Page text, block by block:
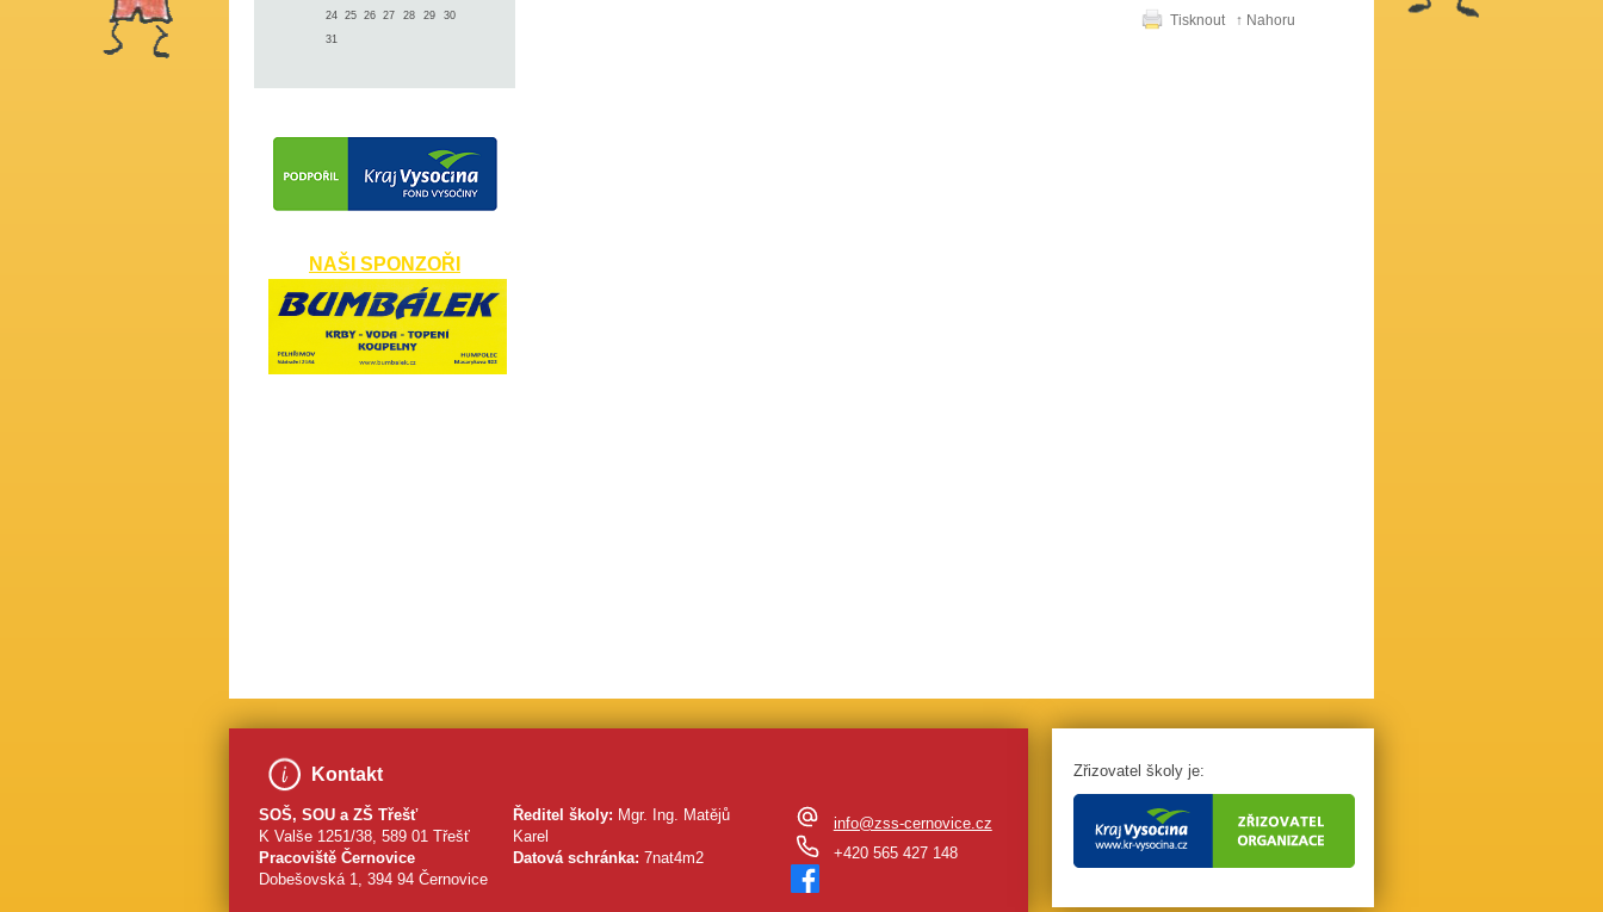
Tisknout ↑ Nahoru
24
25 26 27 28 29
30
31
NAŠI SPONZOŘI
Kontakt
SOŠ, SOU a ZŠ Třešť
K Valše 1251/38, 589 01 Třešť
Pracoviště Černovice
Dobešovská 1, 394 94 Černovice
Ředitel školy: Mgr. Ing. Matějů
Karel
Datová schránka: 7nat4m2
info@zss-cernovice.cz
+420 565 427 148
Zřizovatel školy je: